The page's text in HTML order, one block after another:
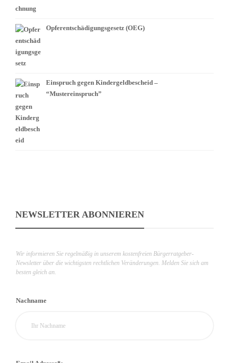
Opferentschädigungsgesetz (OEG)
Einspruch gegen Kindergeldbescheid –
“Mustereinspruch”
NEWSLETTER ABONNIEREN
Wir informieren Sie regelmäßig in unserem kostenfreien Bürgerratgeber-
Newsletter über die wichtigsten rechtlichen Veränderungen. Melden Sie sich am
besten gleich an.
Nachname